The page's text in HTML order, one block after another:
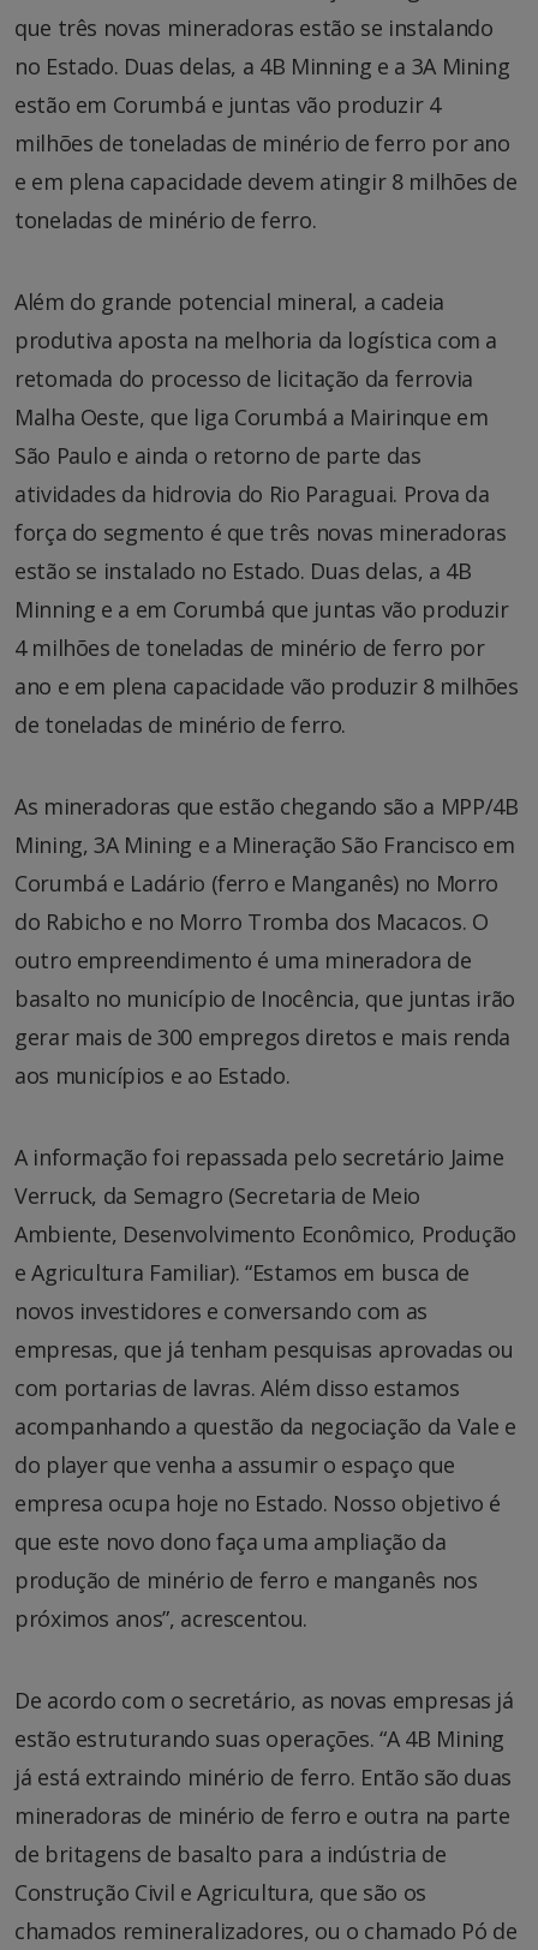
que três novas mineradoras estão se instalando
no Estado. Duas delas, a 4B Minning e a 3A Mining
estão em Corumbá e juntas vão produzir 4
milhões de toneladas de minério de ferro por ano
e em plena capacidade devem atingir 8 milhões de
toneladas de minério de ferro.
Além do grande potencial mineral, a cadeia
produtiva aposta na melhoria da logística com a
retomada do processo de licitação da ferrovia
Malha Oeste, que liga Corumbá a Mairinque em
São Paulo e ainda o retorno de parte das
atividades da hidrovia do Rio Paraguai. Prova da
força do segmento é que três novas mineradoras
estão se instalado no Estado. Duas delas, a 4B
Minning e a em Corumbá que juntas vão produzir
4 milhões de toneladas de minério de ferro por
ano e em plena capacidade vão produzir 8 milhões
de toneladas de minério de ferro.
As mineradoras que estão chegando são a MPP/4B
Mining, 3A Mining e a Mineração São Francisco em
Corumbá e Ladário (ferro e Manganês) no Morro
do Rabicho e no Morro Tromba dos Macacos. O
outro empreendimento é uma mineradora de
basalto no município de Inocência, que juntas irão
gerar mais de 300 empregos diretos e mais renda
aos municípios e ao Estado.
A informação foi repassada pelo secretário Jaime
Verruck, da Semagro (Secretaria de Meio
Ambiente, Desenvolvimento Econômico, Produção
e Agricultura Familiar). “Estamos em busca de
novos investidores e conversando com as
empresas, que já tenham pesquisas aprovadas ou
com portarias de lavras. Além disso estamos
acompanhando a questão da negociação da Vale e
do player que venha a assumir o espaço que
empresa ocupa hoje no Estado. Nosso objetivo é
que este novo dono faça uma ampliação da
produção de minério de ferro e manganês nos
próximos anos”, acrescentou.
De acordo com o secretário, as novas empresas já
estão estruturando suas operações. “A 4B Mining
já está extraindo minério de ferro. Então são duas
mineradoras de minério de ferro e outra na parte
de britagens de basalto para a indústria de
Construção Civil e Agricultura, que são os
chamados remineralizadores, ou o chamado Pó de